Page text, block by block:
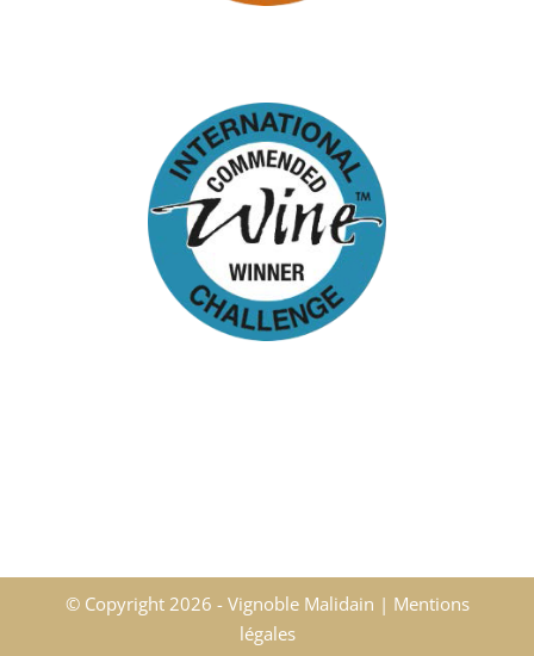
Medal of Honour
2015
« Le Demi-Boeuf »
2014
Muscadet Côtes de Grandlieu sur lie
© Copyright 2026 - Vignoble Malidain | Mentions
légales